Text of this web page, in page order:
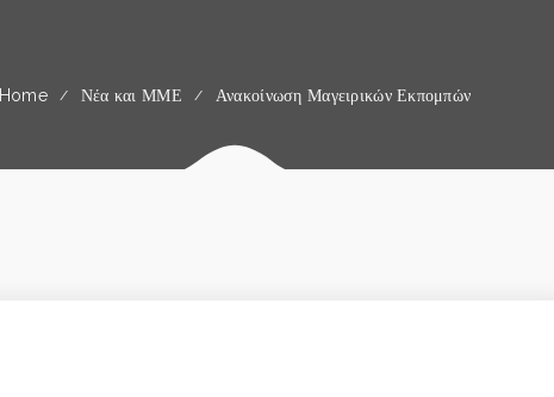
Home Νέα και ΜΜΕ Ανακοίνωση Μαγειρικών Εκπομπών